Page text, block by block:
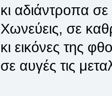
κι αδιάντροπα
Χωνεύεις, σε
κι εικόνες της
σε αυγές τις